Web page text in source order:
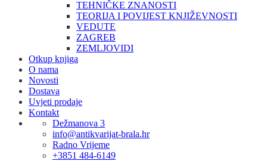
TEHNIČKE ZNANOSTI
TEORIJA I POVIJEST KNJIŽEVNOSTI
VEDUTE
ZAGREB
ZEMLJOVIDI
Otkup knjiga
O nama
Novosti
Dostava
Uvjeti prodaje
Kontakt
Dežmanova 3
info@antikvarijat-brala.hr
Radno Vrijeme
+3851 484-6149